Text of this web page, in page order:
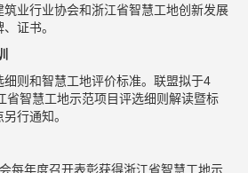
业行业协会和浙江省智慧工地创新发展
证书。
则和智慧工地评价标准。联盟拟于4
省智慧工地示范项目评选细则解读暨标
行通知。
每年度召开表彰获得浙江省智慧工地示